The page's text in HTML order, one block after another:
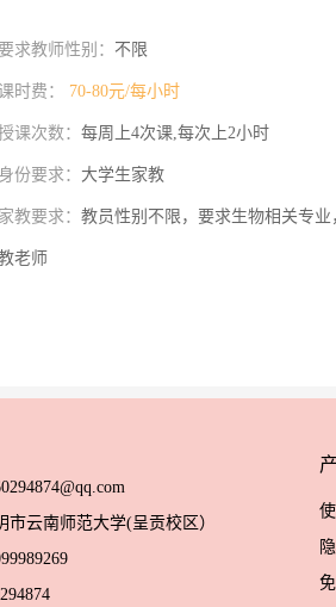
要求教师性别： 不限
时费： 70-80元/每小时
课次数： 每周上4次课,每次上2小时
身份要求： 大学生家教
家教要求： 教员性别不限，要求生物相关专
老师
市云南师范大学(呈贡校区）